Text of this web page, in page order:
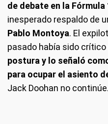
de debate en la Fórmula
inesperado respaldo de
Pablo Montoya. El
pasado había sido
postura y lo señaló
para ocupar el asiento
Jack Doohan no continúe.